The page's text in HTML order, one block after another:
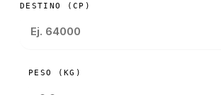
DESTINO (CP)
PESO (KG)